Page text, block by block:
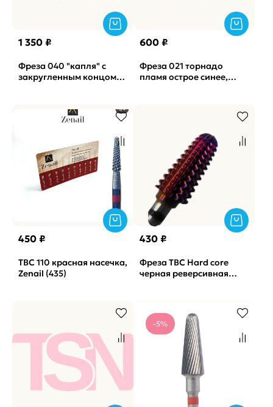
1 350 ₽
Фреза 040 "капля" с
закругленным концом
600 ₽
Фреза 021 торнадо
пламя острое синее,
450 ₽
ТВС 110 красная насечка,
Zenail (435)
430 ₽
Фреза ТВС Hard core
черная реверсивная
-5%